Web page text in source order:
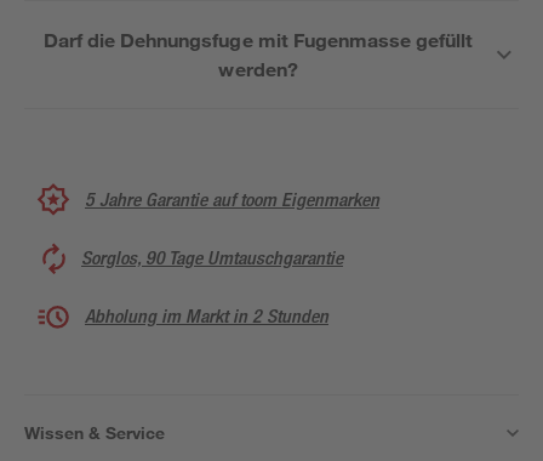
Darf die Dehnungsfuge mit Fugenmasse gefüllt
werden?
5 Jahre Garantie auf toom Eigenmarken
Sorglos, 90 Tage Umtauschgarantie
Abholung im Markt in 2 Stunden
Wissen & Service